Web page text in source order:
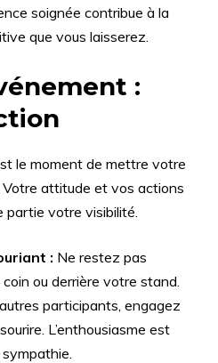
soignée contribue à la
que vous laisserez.
:
le moment de mettre votre
attitude et vos actions
partie votre visibilité.
: Ne restez pas
ou derrière votre stand.
participants, engagez
L’enthousiasme est